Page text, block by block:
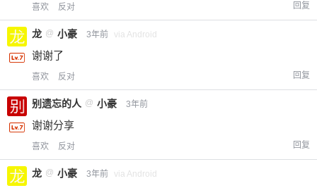
喜欢 反对 回复
龙 @ 小豪 3年前 via Android
谢谢了
喜欢 反对 回复
别遗忘的人 @ 小豪 3年前
谢谢分享
喜欢 反对 回复
龙 @ 小豪 3年前 via Android